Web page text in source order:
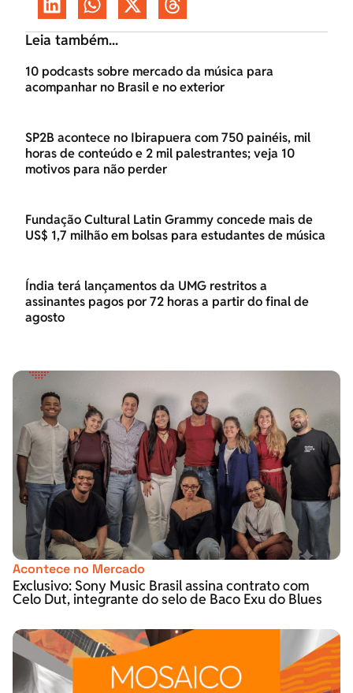
Leia também...
10 podcasts sobre mercado da música para
acompanhar no Brasil e no exterior
SP2B acontece no Ibirapuera com 750 painéis, mil
horas de conteúdo e 2 mil palestrantes; veja 10
motivos para não perder
Fundação Cultural Latin Grammy concede mais de
US$ 1,7 milhão em bolsas para estudantes de música
Índia terá lançamentos da UMG restritos a
assinantes pagos por 72 horas a partir do final de
agosto
Acontece no Mercado
Exclusivo: Sony Music Brasil assina contrato com
Celo Dut, integrante do selo de Baco Exu do Blues